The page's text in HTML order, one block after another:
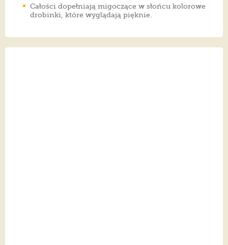
Całości dopełniają migoczące w słońcu kolorowe
drobinki, które wyglądają pięknie.